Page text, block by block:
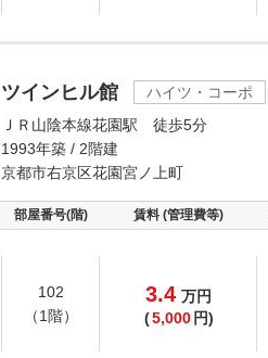
ツインヒル館
ハイツ・コーポ
ＪＲ山陰本線花園駅 徒歩5分
1993年築 / 2階建
京都市右京区花園宮ノ上町
部屋番号(階) 賃料 (管理費等)
102
（1階）
3.4 万円
(5,000 円)